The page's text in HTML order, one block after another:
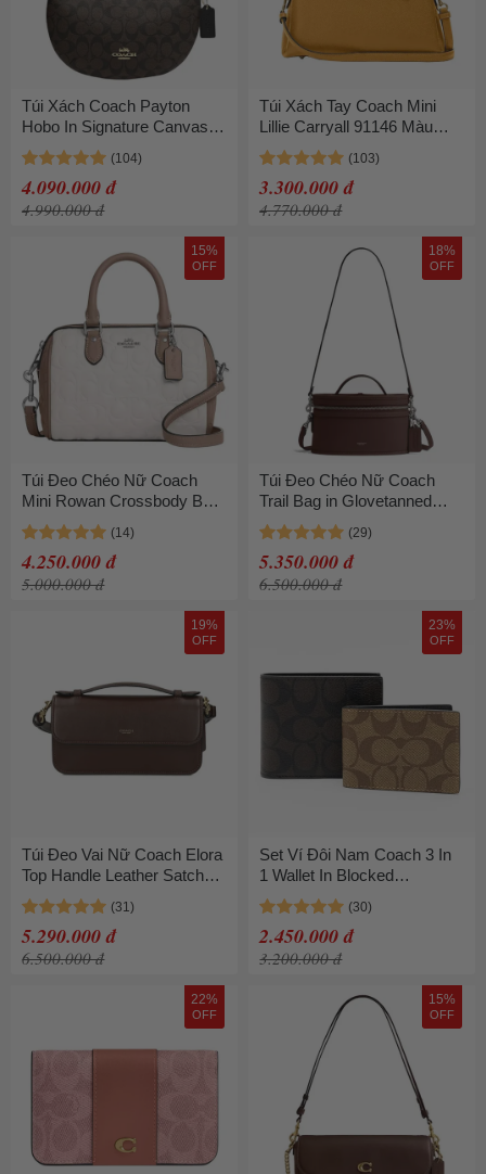
Túi Xách Coach Payton
Hobo In Signature Canvas
CE620 Màu Nâu Đen
4.090.000 đ
4.990.000 đ
Túi Xách Tay Coach Mini
Lillie Carryall 91146 Màu
Vàng (thanh lý)
3.300.000 đ
4.770.000 đ
15%
OFF
Túi Đeo Chéo Nữ Coach
Mini Rowan Crossbody Bag
In Blocked Signature Leather
CY744 Màu Nâu Trắng
4.250.000 đ
5.000.000 đ
18%
OFF
Túi Đeo Chéo Nữ Coach
Trail Bag in Glovetanned
Leather CBG93 Brown Màu
Nâu
5.350.000 đ
6.500.000 đ
19%
OFF
Túi Đeo Vai Nữ Coach Elora
Top Handle Leather Satchel
Bag CCY30 Màu Nâu Đậm
5.290.000 đ
6.500.000 đ
23%
OFF
Set Ví Đôi Nam Coach 3 In
1 Wallet In Blocked
Signature Canvas CA001
Màu Nâu Đen
2.450.000 đ
3.200.000 đ
22%
OFF
15%
OFF